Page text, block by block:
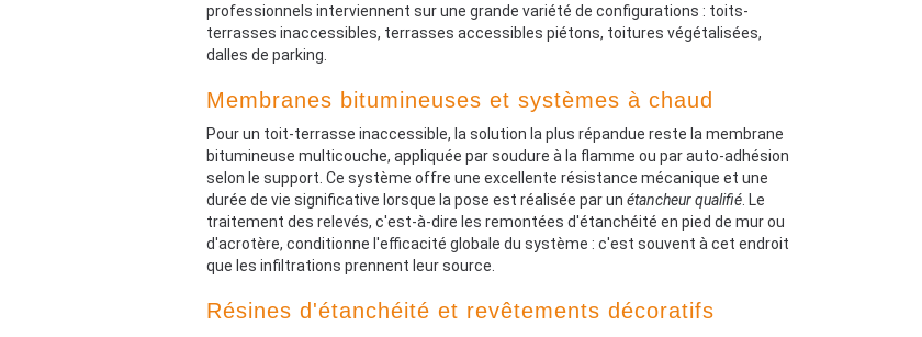
professionnels interviennent sur une grande variété de configurations : toits-
terrasses inaccessibles, terrasses accessibles piétons, toitures végétalisées,
dalles de parking.
Membranes bitumineuses et systèmes à chaud
Pour un toit-terrasse inaccessible, la solution la plus répandue reste la membrane
bitumineuse multicouche, appliquée par soudure à la flamme ou par auto-adhésion
selon le support. Ce système offre une excellente résistance mécanique et une
durée de vie significative lorsque la pose est réalisée par unétancheur qualifié . Le
traitement des relevés, c'est-à-dire les remontées d'étanchéité en pied de mur ou
d'acrotère, conditionne l'efficacité globale du système : c'est souvent à cet endroit
que les infiltrations prennent leur source.
Résines d'étanchéité et revêtements décoratifs